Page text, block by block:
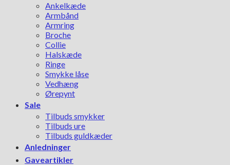
Ankelkæde
Armbånd
Armring
Broche
Collie
Halskæde
Ringe
Smykke låse
Vedhæng
Ørepynt
Sale
Tilbuds smykker
Tilbuds ure
Tilbuds guldkæder
Anledninger
Gaveartikler